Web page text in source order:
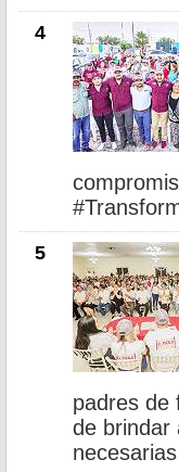
4
5
padres de
de brindar